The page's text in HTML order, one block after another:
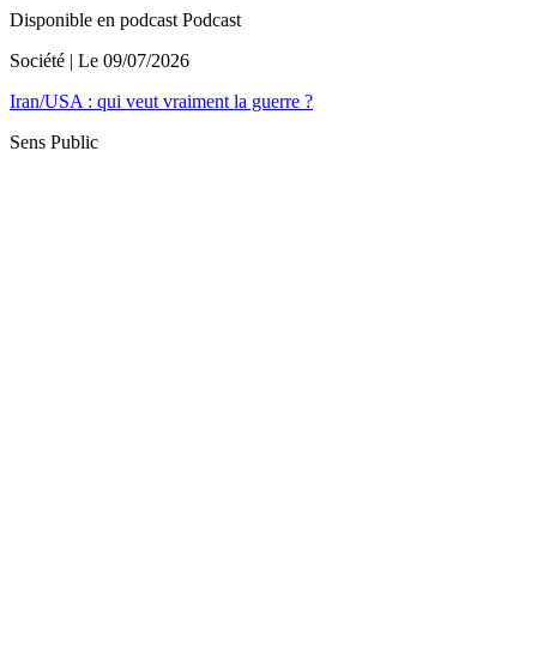
Disponible en podcast Podcast
Société | Le 09/07/2026
Iran/USA : qui veut vraiment la guerre ?
Sens Public